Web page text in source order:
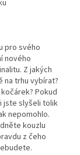
pro svého
nového
Z jakých
na trhu vybírat?
Pokud
jste slyšeli tolik
nepomohlo.
kouzlu
z čeho